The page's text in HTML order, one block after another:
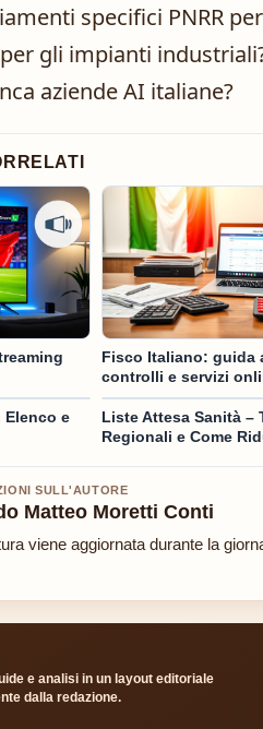
specifici PNRR per
gli impianti
aziende AI italiane?
Fisco Italiano: guida
controlli e servizi
Elenco e
Liste Attesa Sanità –
Regionali e Come
SULL'AUTORE
Matteo Moretti Conti
viene aggiornata durante la
e analisi in un layout editoriale
dalla redazione.